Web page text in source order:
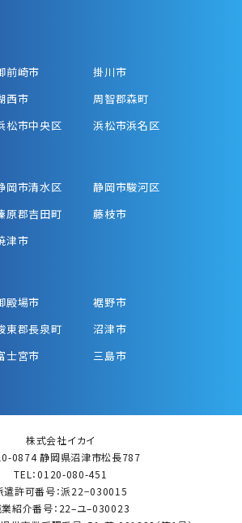
前崎市
掛川市
西市
周智郡森町
松市中央区 浜松市浜名区
岡市清水区
静岡市駿河区
原郡吉田町
藤枝市
津市
殿場市
裾野市
東郡長泉町
沼津市
士宮市 三島市
株式会社イカイ
0874 静岡県沼津市松長787
TEL：0120-080-451
遣許可番号：派22−030015
紹介番号：22–ユ–030023